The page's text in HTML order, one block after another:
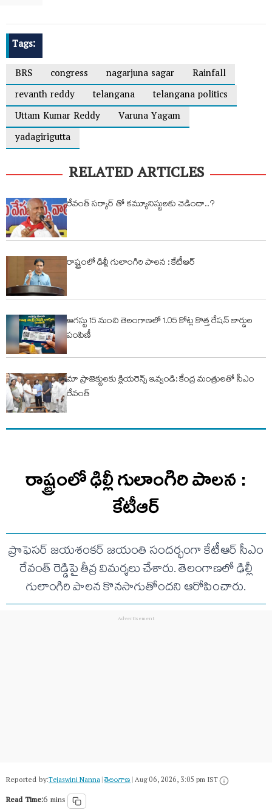
Tags:
BRS
congress nagarjuna sagar
Rainfall
revanth reddy
telangana
telangana politics
Uttam Kumar Reddy
Varuna Yagam
yadagirigutta
RELATED ARTICLES
రేవంత్ సర్కార్ తో కమ్యూనిస్టులకు చెడిందా..?
రాష్ట్రంలో ఢిల్లీ గులాంగిరి పాలన : కేటీఆర్
ఆగస్టు 15 నుంచి తెలంగాణలో 1.05 కోట్ల కొత్త రేషన్ కార్డుల
పంపిణీ
మా ప్రాజెక్టులకు క్లియరెన్స్ ఇవ్వండి: కేంద్ర మంత్రులతో సీఎం
రేవంత్
రాష్ట్రంలో ఢిల్లీ గులాంగిరి పాలన :
కేటీఆర్
ప్రొఫెసర్ జయశంకర్ జయంతి సందర్భంగా కేటీఆర్ సీఎం
రేవంత్ రెడ్డిపై తీవ్ర విమర్శలు చేశారు. తెలంగాణలో ఢిల్లీ
గులాంగిరి పాలన కొనసాగుతోందని ఆరోపించారు.
Reported by:Tejaswini Nanna|తెలంగాణ‌|Aug 06, 2026, 3:05 pm IST
Read Time:6 mins